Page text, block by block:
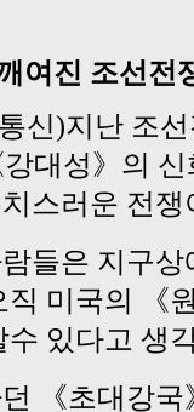
여진 조선전
신)지난 조선
대성》의
스러운 전쟁
들은 지구
미국의 《
있다고 생
《초대강